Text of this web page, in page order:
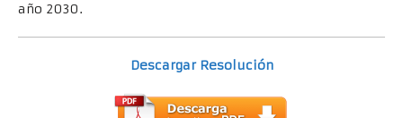
año 2030.
Descargar Resolución